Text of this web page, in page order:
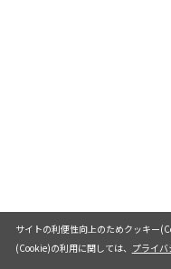
サイトの利便性向上のためクッキー
(Cookie)の利用に関しては、 プライ